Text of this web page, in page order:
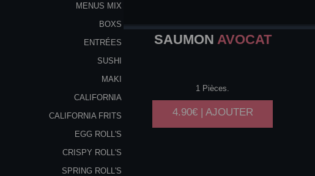
MENUS MIX
BOXS
ENTRÉES
SUSHI
MAKI
CALIFORNIA
CALIFORNIA FRITS
EGG ROLL'S
CRISPY ROLL'S
SPRING ROLL'S
SAUMON AVOCAT
1 Pièces.
4.90€ | AJOUTER